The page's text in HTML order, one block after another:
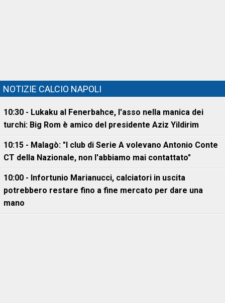
NOTIZIE CALCIO NAPOLI
10:30 - Lukaku al Fenerbahce, l'asso nella manica dei
turchi: Big Rom è amico del presidente Aziz Yildirim
10:15 - Malagò: "I club di Serie A volevano Antonio Conte
CT della Nazionale, non l'abbiamo mai contattato"
10:00 - Infortunio Marianucci, calciatori in uscita
potrebbero restare fino a fine mercato per dare una
mano